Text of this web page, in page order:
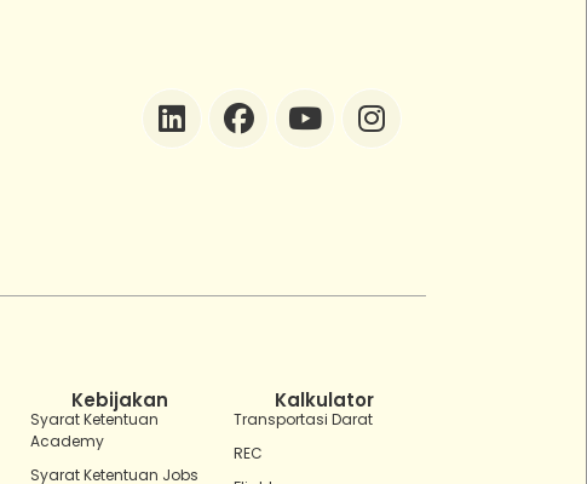
Kebijakan
Syarat Ketentuan
Academy
Syarat Ketentuan Jobs
Kalkulator
Transportasi Darat
REC